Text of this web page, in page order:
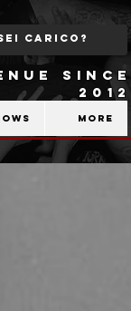
SINCE
2012
More